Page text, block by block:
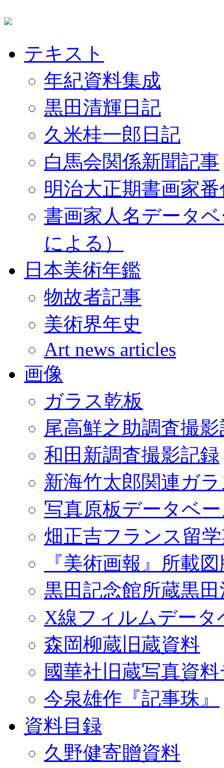
テキスト
年紀資料集成
黒田清輝日記
久米桂一郎日記
白馬会関係新聞記事
明治大正期書画家
書画家人名データ
による）
日本美術年鑑
物故者記事
美術界年史
Art news articles
画像
ガラス乾板
尾高鮮之助調査撮
和田新調査撮影記録
新海竹太郎関連ガ
写真原板データベ
畑正吉フランス留
『美術画報』所載
黒田記念館所蔵黒
X線フィルムデータ
森岡柳蔵旧蔵資料
國華社旧蔵写真資
今泉雄作『記事珠』
資料目録
久野健寄贈資料